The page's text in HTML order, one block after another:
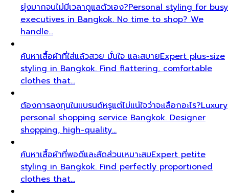
ยุ่งมากจนไม่มีเวลาดูแลตัวเอง?Personal styling for busy
executives in Bangkok. No time to shop? We
handle…
ค้นหาเสื้อผ้าที่ใส่แล้วสวย มั่นใจ และสบายExpert plus-size
styling in Bangkok. Find flattering, comfortable
clothes that…
ต้องการลงทุนในแบรนด์หรูแต่ไม่แน่ใจว่าจะเลือกอะไร?Luxury
personal shopping service Bangkok. Designer
shopping, high-quality…
ค้นหาเสื้อผ้าที่พอดีและสัดส่วนเหมาะสมExpert petite
styling in Bangkok. Find perfectly proportioned
clothes that…